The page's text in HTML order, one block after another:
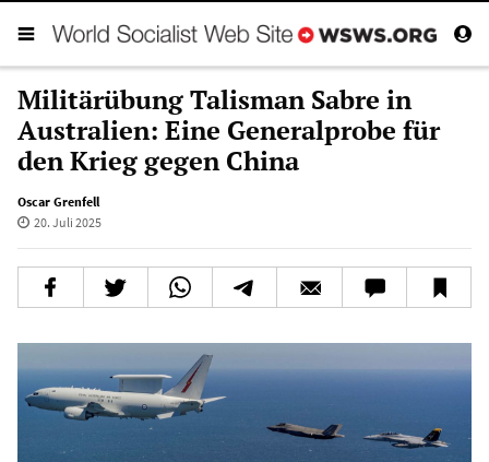
Militärübung Talisman Sabre in
Australien: Eine Generalprobe für
den Krieg gegen China
Oscar Grenfell
20. Juli 2025